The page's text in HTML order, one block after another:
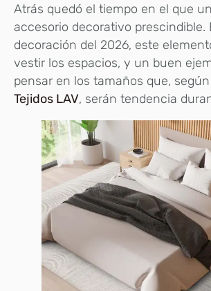
Atrás quedó el tiempo en el que
accesorio decorativo prescindible.
decoración del 2026, este
vestir los espacios, y un buen
pensar en los tamaños que,
Tejidos LAV, serán tendencia